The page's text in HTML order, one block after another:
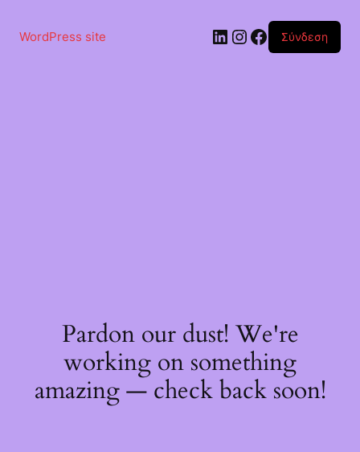
περιεχόμενο
WordPress site Linkedin
Instagram
Facebook
Σύνδεση
Pardon our dust! We're
working on something
amazing — check back soon!